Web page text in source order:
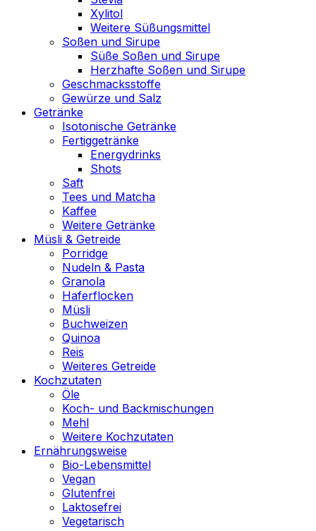
Xylitol
Weitere Süßungsmittel
Soßen und Sirupe
Süße Soßen und Sirupe
Herzhafte Soßen und Sirupe
Geschmacksstoffe
Gewürze und Salz
Getränke
Isotonische Getränke
Fertiggetränke
Energydrinks
Shots
Saft
Tees und Matcha
Kaffee
Weitere Getränke
Müsli & Getreide
Porridge
Nudeln & Pasta
Granola
Haferflocken
Müsli
Buchweizen
Quinoa
Reis
Weiteres Getreide
Kochzutaten
Öle
Koch- und Backmischungen
Mehl
Weitere Kochzutaten
Ernährungsweise
Bio-Lebensmittel
Vegan
Glutenfrei
Laktosefrei
Vegetarisch